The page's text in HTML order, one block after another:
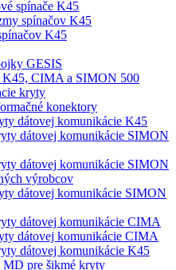
spínače K45
spínačov K45
K45
GESIS
K45, CIMA a SIMON 500
kryty
konektory
dátovej komunikácie K45
dátovej komunikácie SIMON
dátovej komunikácie SIMON
výrobcov
dátovej komunikácie SIMON
dátovej komunikácie CIMA
dátovej komunikácie CIMA
dátovej komunikácie K45
MD pre šikmé kryty